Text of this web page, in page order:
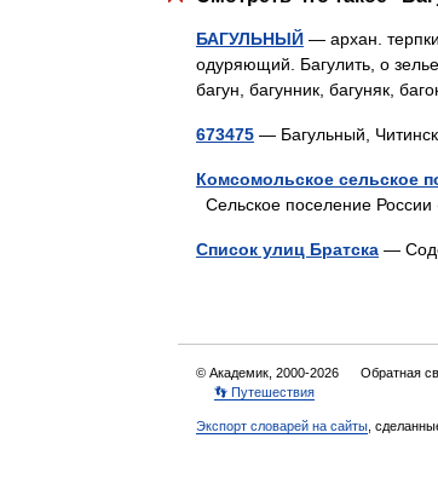
БАГУЛЬНЫЙ — архан.
одуряющий. Багулить, о
багун, багунник, багуняк,
673475 — Багульный,
Комсомольское сельское
Сельское поселение
Список улиц Братска —
© Академик, 2000-2026 Обратная
👣 Путешествия
Экспорт словарей на сайты ,